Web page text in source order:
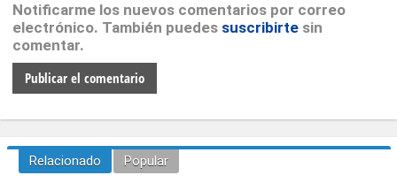
Notificarme los nuevos comentarios por correo
electrónico. También puedes suscribirtesin
comentar.
Relacionado Popular